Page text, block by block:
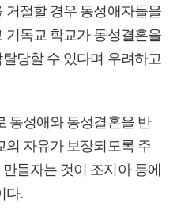
절할 경우 동성애자들을
독교 학교가 동성결혼을
당할 수 있다며 우려하고
동성애와 동성결혼을 반
자유가 보장되도록 주
들자는 것이 조지아 등에
다.